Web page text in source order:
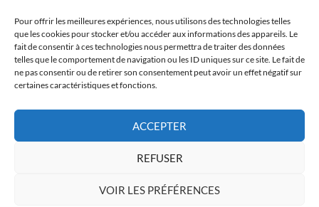
Pour offrir les meilleures expériences, nous utilisons des technologies telles
que les cookies pour stocker et/ou accéder aux informations des appareils. Le
fait de consentir à ces technologies nous permettra de traiter des données
telles que le comportement de navigation ou les ID uniques sur ce site. Le fait de
ne pas consentir ou de retirer son consentement peut avoir un effet négatif sur
certaines caractéristiques et fonctions.
ACCEPTER
REFUSER
VOIR LES PRÉFÉRENCES
CGV
Mentions légales & Traitement des données personnelles
NOS DEVIS SONT GRATUITS